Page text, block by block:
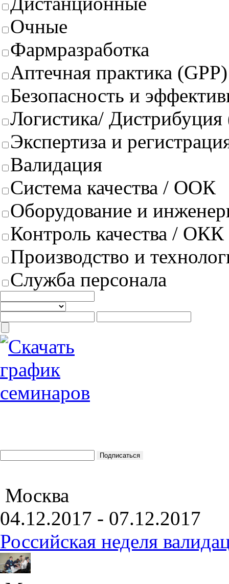
Очные
Фармразработка
Аптечная практика (GPP)
Безопасность и
Логистика/
Экспертиза и
Валидация
Система качества / ООК
Оборудование и
Контроль качества / ОКК
Производство и
Служба персонала
Москва
04.12.2017 - 07.12.2017
Российская неделя